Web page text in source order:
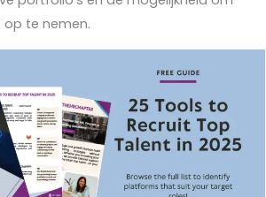
te nemen.